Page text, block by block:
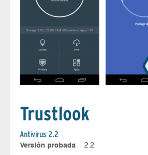
Antivirus 2.2
Versión probada
2.2